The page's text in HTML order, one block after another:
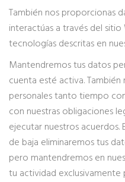
También nos proporcionas
interactúas a través del
tecnologías descritas en
Mantendremos tus datos
cuenta esté activa.
personales tanto tiempo
con nuestras obligaciones
ejecutar nuestros
de baja eliminaremos tus
pero mantendremos en
tu actividad exclusivamente